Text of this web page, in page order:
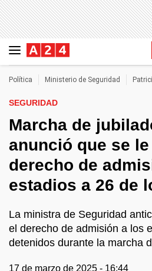
Política Ministerio de Seguridad
SEGURIDAD
Marcha de
anunció que se
derecho de
estadios a 26 de
La ministra de Seguridad
el derecho de admisión a los
detenidos durante la marcha
17 de marzo de 2025 - 16:44